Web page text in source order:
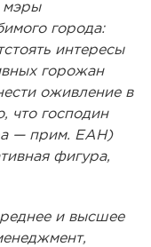
мэры
города:
интересы
горожан
оживление в
что господин
— прим. ЕАН)
фигура,
и высшее